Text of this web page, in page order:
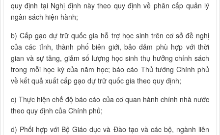
quy định tại Nghị định này theo quy định về phân cấp quản lý
ngân sách hiện hành;
b) Cấp gạo dự trữ quốc gia hỗ trợ học sinh trên cơ sở đề nghị
của các tỉnh, thành phố biên giới, bảo đảm phù hợp với thời
gian và sự tăng, giảm số lượng học sinh thụ hưởng chính sách
trong mỗi học kỳ của năm học; báo cáo Thủ tướng Chính phủ
về kết quả xuất cấp gạo dự trữ quốc gia theo quy định;
c) Thực hiện chế độ báo cáo của cơ quan hành chính nhà nước
theo quy định của Chính phủ;
d) Phối hợp với Bộ Giáo dục và Đào tạo và các bộ, ngành liên